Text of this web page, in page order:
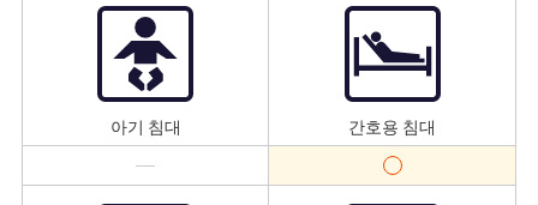
아기 침대 간호용 침대